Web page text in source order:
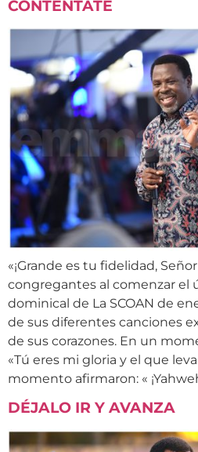
CONTÉNTATE
«¡Grande es tu fidelidad,
congregantes al comenzar el
dominical de La SCOAN de
de sus diferentes canciones
de sus corazones. En un
«Tú eres mi gloria y el que
momento afirmaron: «
DÉJALO IR Y AVANZA